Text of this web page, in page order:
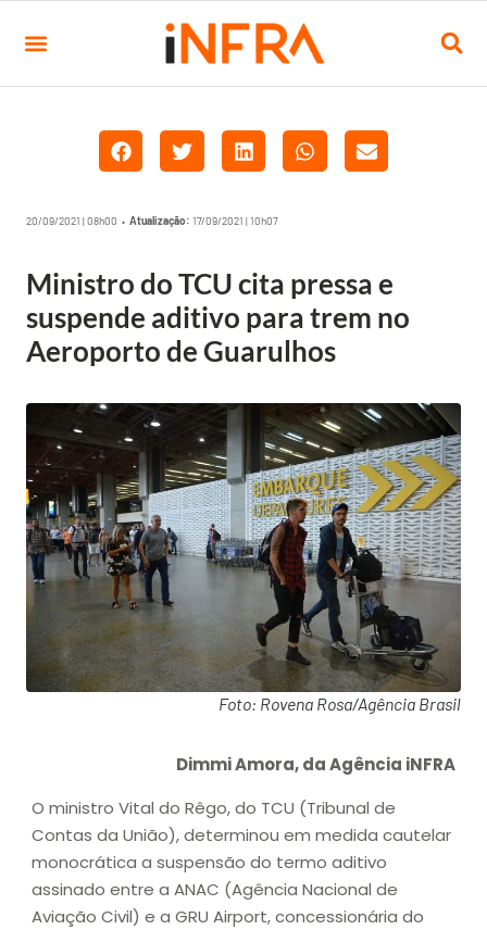
20/09/2021 | 08h00 • Atualização: 17/09/2021 | 10h07
Ministro do TCU cita pressa e
suspende aditivo para trem no
Aeroporto de Guarulhos
Foto: Rovena Rosa/Agência Brasil
Dimmi Amora, da Agência iNFRA
O ministro Vital do Rêgo, do TCU (Tribunal de
Contas da União), determinou em medida cautelar
monocrática a suspensão do termo aditivo
assinado entre a ANAC (Agência Nacional de
Aviação Civil) e a GRU Airport, concessionária do